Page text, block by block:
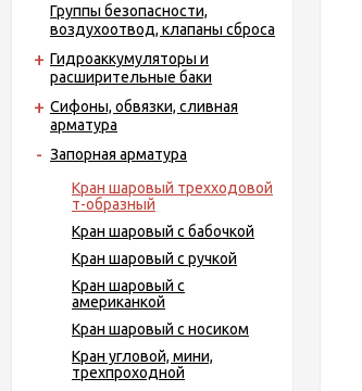
Группы безопасности,
воздухоотвод, клапаны сброса
Гидроаккумуляторы и
расширительные баки
Сифоны, обвязки, сливная
арматура
Запорная арматура
Кран шаровый трехходовой
т-образный
Кран шаровый с бабочкой
Кран шаровый с ручкой
Кран шаровый с
американкой
Кран шаровый с носиком
Кран угловой, мини,
трехпроходной